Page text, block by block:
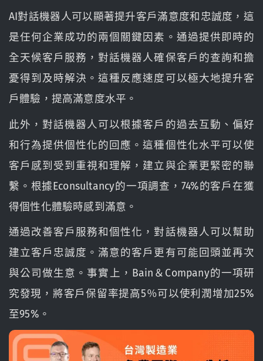
AI對話機器人可以顯著提升客戶滿意度和忠誠度，這
是任何企業成功的兩個關鍵因素。通過提供即時的
全天候客戶服務，對話機器人確保客戶的查詢和擔
憂得到及時解決。這種反應速度可以極大地提升客
戶體驗，提高滿意度水平。
此外，對話機器人可以根據客戶的過去互動、偏好
和行為提供個性化的回應。這種個性化水平可以使
客戶感到受到重視和理解，建立與企業更緊密的聯
繫。根據Econsultancy的一項調查，74%的客戶在獲
得個性化體驗時感到滿意。
通過改善客戶服務和個性化，對話機器人可以幫助
建立客戶忠誠度。滿意的客戶更有可能回頭並再次
與公司做生意。事實上，Bain＆Company的一項研
究發現，將客戶保留率提高5％可以使利潤增加25%
至95%。